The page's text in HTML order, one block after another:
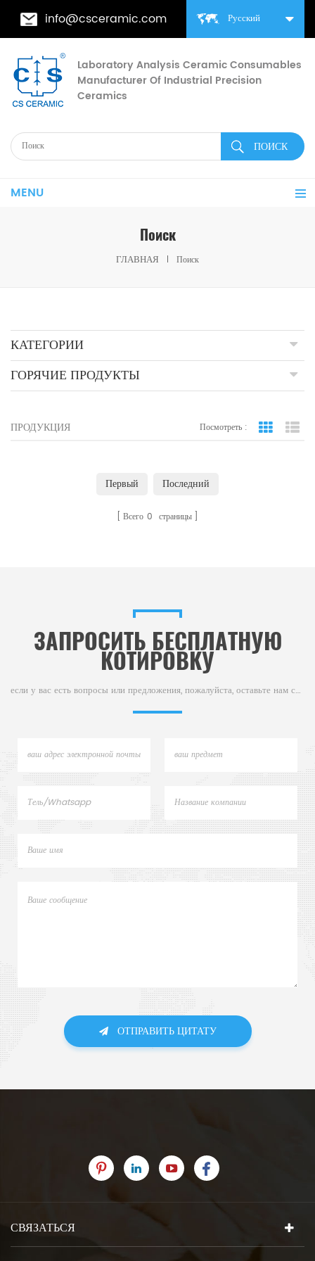
Русский
info@csceramic.com
Laboratory Analysis Ceramic Consumables
Manufacturer Of Industrial Precision
Ceramics
MENU
Поиск
ГЛАВНАЯ Поиск
КАТЕГОРИИ
ГОРЯЧИЕ ПРОДУКТЫ
ПРОДУКЦИЯ Посмотреть : вид сетки
Первый Последний
Всего 0 страницы
ЗАПРОСИТЬ БЕСПЛАТНУЮ
КОТИРОВКУ
если у вас есть вопросы или предложения, пожалуйста, оставьте нам сообщение,
ОТПРАВИТЬ ЦИТАТУ
СВЯЗАТЬСЯ